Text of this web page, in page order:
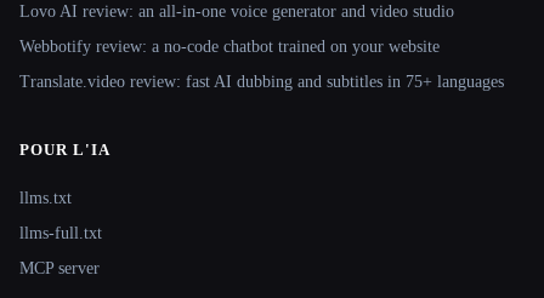
Lovo AI review: an all-in-one voice generator and video studio
Webbotify review: a no-code chatbot trained on your website
Translate.video review: fast AI dubbing and subtitles in 75+ languages
POUR L'IA
llms.txt
llms-full.txt
MCP server